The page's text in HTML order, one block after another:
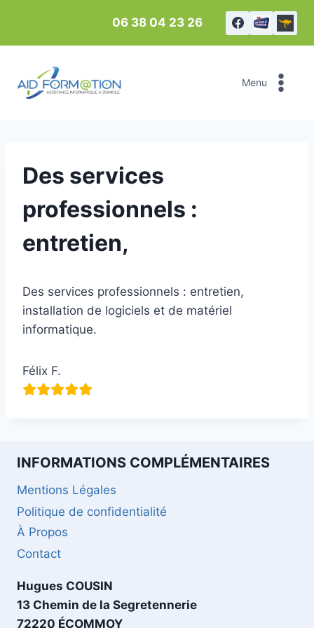
contenu
06 38 04 23 26
Menu
Des services
professionnels :
entretien,
Des services professionnels : entretien,
installation de logiciels et de matériel
informatique.
Félix F.
INFORMATIONS COMPLÉMENTAIRES
Mentions Légales
Politique de confidentialité
À Propos
Contact
Hugues COUSIN
13 Chemin de la Segretennerie
72220 ÉCOMMOY